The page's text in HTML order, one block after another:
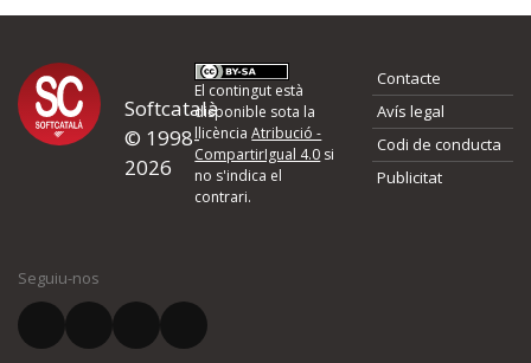
Proposeu-nos millores o
d'errors
Si heu trobat un error o voleu proposar alguna millora, ompliu els
quina és la millora que proposeu o l'error del qual voleu informar-
El vostre correu electrònic *
Softcatalà
© 1998-
2026
El contingut està
disponible sota la
llicènciaAtribució -
CompartirIgual 4.0 si
no s'indica el
contrari.
Contacte
Avís legal
Codi de conducta
Publicitat
Seguiu-nos